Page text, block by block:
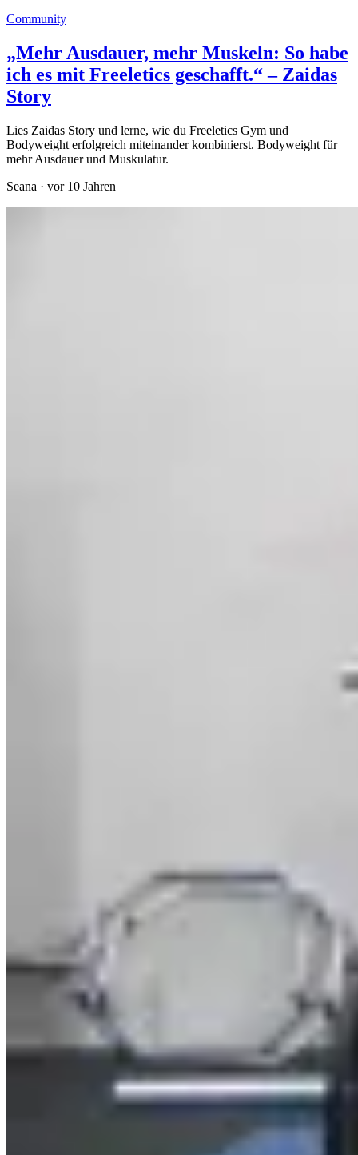
Community
„Mehr Ausdauer, mehr Muskeln: So habe
ich es mit Freeletics geschafft.“ – Zaidas
Story
Lies Zaidas Story und lerne, wie du Freeletics Gym und
Bodyweight erfolgreich miteinander kombinierst. Bodyweight für
mehr Ausdauer und Muskulatur.
Seana · vor 10 Jahren